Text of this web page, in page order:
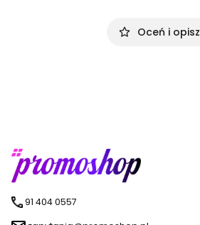
Oceń i opisz
91 404 0557